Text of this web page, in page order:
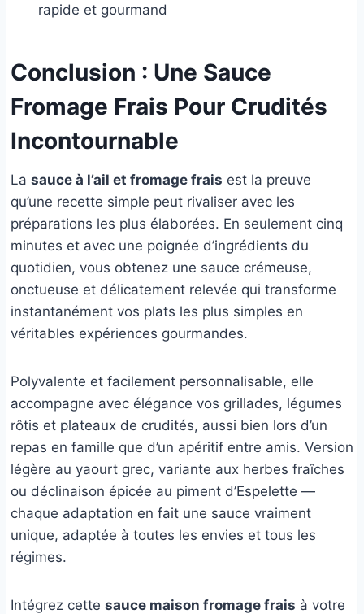
rapide et gourmand
Conclusion : Une Sauce
Fromage Frais Pour Crudités
Incontournable
La sauce à l’ail et fromage frais est la preuve
qu’une recette simple peut rivaliser avec les
préparations les plus élaborées. En seulement cinq
minutes et avec une poignée d’ingrédients du
quotidien, vous obtenez une sauce crémeuse,
onctueuse et délicatement relevée qui transforme
instantanément vos plats les plus simples en
véritables expériences gourmandes.
Polyvalente et facilement personnalisable, elle
accompagne avec élégance vos grillades, légumes
rôtis et plateaux de crudités, aussi bien lors d’un
repas en famille que d’un apéritif entre amis. Version
légère au yaourt grec, variante aux herbes fraîches
ou déclinaison épicée au piment d’Espelette —
chaque adaptation en fait une sauce vraiment
unique, adaptée à toutes les envies et tous les
régimes.
Intégrez cette sauce maison fromage frais à votre